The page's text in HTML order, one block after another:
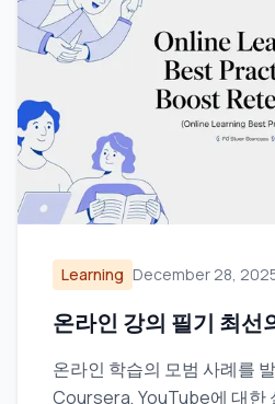
Learning December 28,
온라인 강의 필기 최선
온라인 학습의 모범 사례를
Coursera, YouTube에 대한